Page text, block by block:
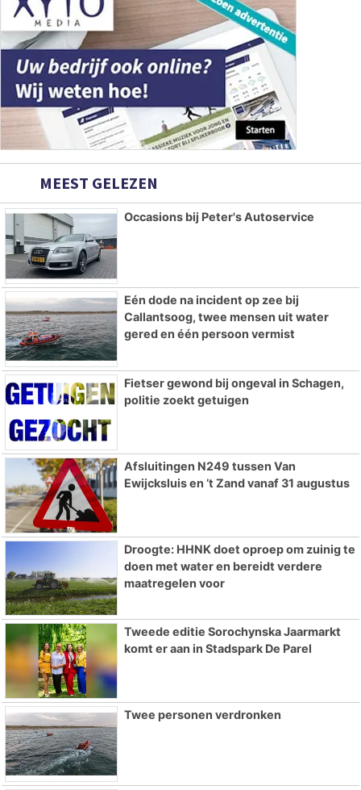
MEEST GELEZEN
Occasions bij Peter's Autoservice
Eén dode na incident op zee bij
Callantsoog, twee mensen uit water
gered en één persoon vermist
Fietser gewond bij ongeval in Schagen,
politie zoekt getuigen
Afsluitingen N249 tussen Van
Ewijcksluis en ’t Zand vanaf 31 augustus
Droogte: HHNK doet oproep om zuinig te
doen met water en bereidt verdere
maatregelen voor
Tweede editie Sorochynska Jaarmarkt
komt er aan in Stadspark De Parel
Twee personen verdronken